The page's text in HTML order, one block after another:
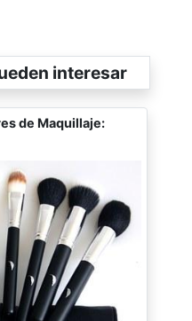
interesar
de Maquillaje: